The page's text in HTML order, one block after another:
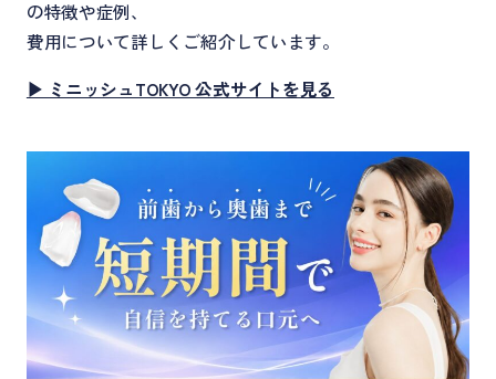
の特徴や症例、
費用について詳しくご紹介しています。
▶ ミニッシュTOKYO 公式サイトを見る